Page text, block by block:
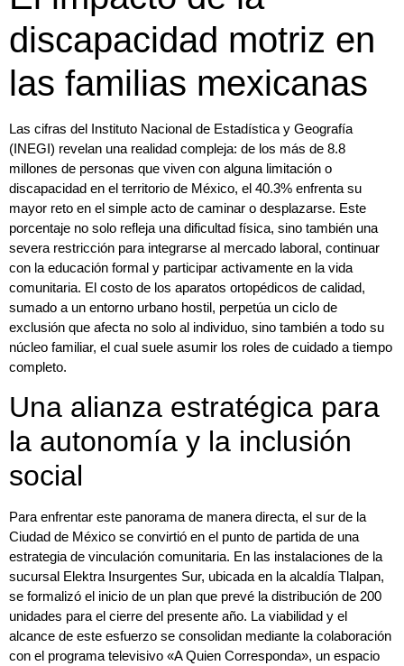
discapacidad motriz en
las familias mexicanas
Las cifras del Instituto Nacional de Estadística y Geografía
(INEGI) revelan una realidad compleja: de los más de 8.8
millones de personas que viven con alguna limitación o
discapacidad en el territorio de México, el 40.3% enfrenta su
mayor reto en el simple acto de caminar o desplazarse. Este
porcentaje no solo refleja una dificultad física, sino también una
severa restricción para integrarse al mercado laboral, continuar
con la educación formal y participar activamente en la vida
comunitaria. El costo de los aparatos ortopédicos de calidad,
sumado a un entorno urbano hostil, perpetúa un ciclo de
exclusión que afecta no solo al individuo, sino también a todo su
núcleo familiar, el cual suele asumir los roles de cuidado a tiempo
completo.
Una alianza estratégica para
la autonomía y la inclusión
social
Para enfrentar este panorama de manera directa, el sur de la
Ciudad de México se convirtió en el punto de partida de una
estrategia de vinculación comunitaria. En las instalaciones de la
sucursal Elektra Insurgentes Sur, ubicada en la alcaldía Tlalpan,
se formalizó el inicio de un plan que prevé la distribución de 200
unidades para el cierre del presente año. La viabilidad y el
alcance de este esfuerzo se consolidan mediante la colaboración
con el programa televisivo «A Quien Corresponda», un espacio